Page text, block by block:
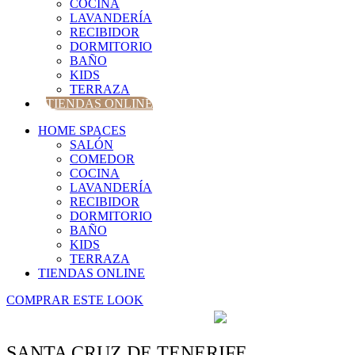
COCINA
LAVANDERÍA
RECIBIDOR
DORMITORIO
BAÑO
KIDS
TERRAZA
TIENDAS ONLINE
HOME SPACES
SALÓN
COMEDOR
COCINA
LAVANDERÍA
RECIBIDOR
DORMITORIO
BAÑO
KIDS
TERRAZA
TIENDAS ONLINE
COMPRAR ESTE LOOK